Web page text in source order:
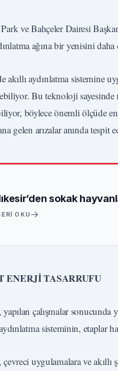
ve Bahçeler Dairesi
ağına bir yenisini
akıllı aydınlatma sistemine
Bu teknoloji sayesinde
böylece önemli ölçüde
gelen arızalar anında
sokak
OKU
TASARRUFU
çalışmalar
sisteminin, etaplar
uygulamalara ve akıllı